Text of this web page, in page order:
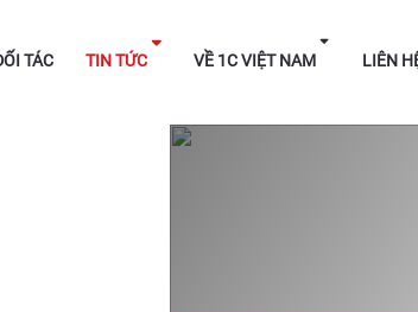
VỰC ĐỐI TÁC TIN TỨC VỀ 1C